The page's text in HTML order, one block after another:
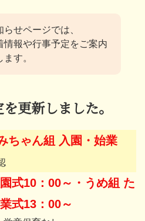
せページでは、
情報や行事予定をご案内
ます。
更新しました。
ちゃん組 入園・始業
式10：00～・うめ組 た
式13：00～